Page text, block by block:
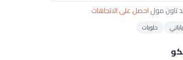
تاون مولاحصل على الاتجاهات
ياباني حلويات